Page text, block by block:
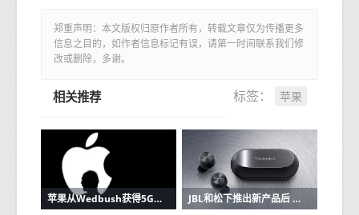
郑重声明：本文版权归原作者所有，转载文章仅为传播更多
信息之目的，如作者信息标记有误，请第一时间联系我们修
改或删除，多谢。
标签： 苹果
相关推荐
苹果从Wedbush获得5G潜在看涨信号 JBL和松下推出新产品后 苹果AirPods的竞争加剧